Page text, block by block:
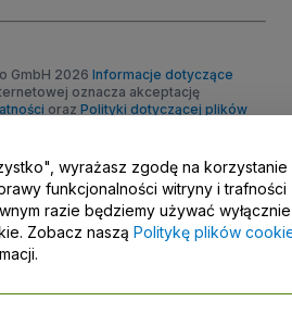
GmbH 2026 Informacje dotyczące
oznacza akceptację
oraz Polityki dotyczącej plików
prywatności
wyrażasz zgodę na korzystanie
funkcjonalności witryny i trafności
razie będziemy używać wyłącznie
Zobacz naszą Politykę plików